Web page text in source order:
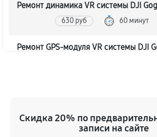
Ремонт динамика VR системы DJI
630 руб 60 минут
Ремонт GPS-модуля VR системы DJI
Ремонт гироскопа VR системы DJI
Скидка 20% по
записи на сайте